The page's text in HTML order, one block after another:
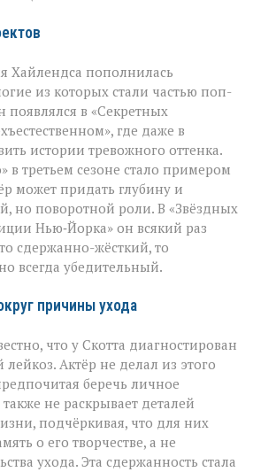
Хайлендса пополнилась
из которых стали частью поп-
появлялся в «Секретных
где даже в
истории тревожного оттенка.
в третьем сезоне стало примером
может придать глубину и
но поворотной роли. В «Звёздных
Нью‑Йорка» он всякий раз
сдержанно-жёсткий, то
всегда убедительный.
причины ухода
что у Скотта диагностирован
Актёр не делал из этого
беречь личное
не раскрывает деталей
подчёркивая, что для них
о его творчестве, а не
ухода. Эта сдержанность стала